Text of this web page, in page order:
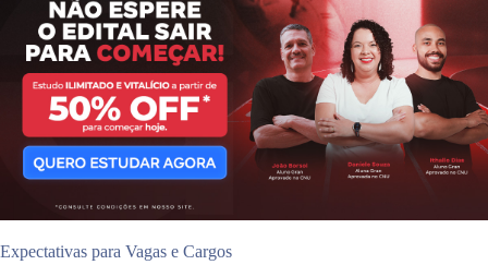
Expectativas para Vagas e Cargos